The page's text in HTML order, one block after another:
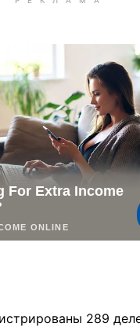
289